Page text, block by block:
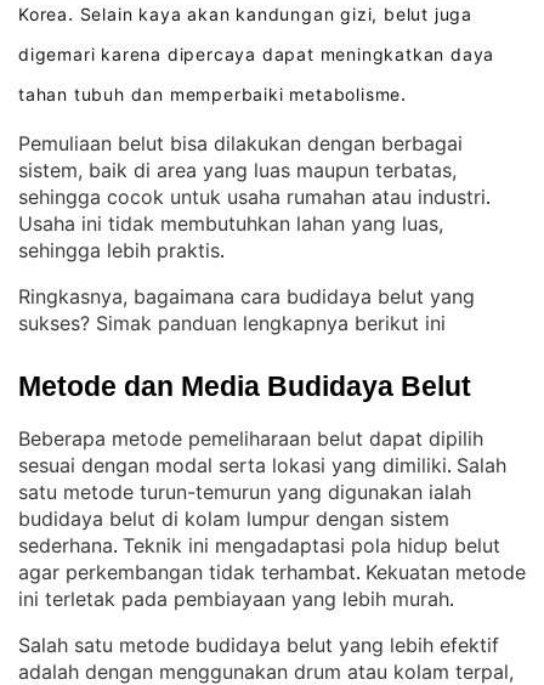
Korea. Selain kaya akan kandungan gizi, belut juga
digemari karena dipercaya dapat meningkatkan daya
tahan tubuh dan memperbaiki metabolisme.
Pemuliaan belut bisa dilakukan dengan berbagai
sistem, baik di area yang luas maupun terbatas,
sehingga cocok untuk usaha rumahan atau industri
Usaha ini tidak membutuhkan lahan yang luas,
sehingga lebih praktis.
Ringkasnya, bagaimana cara budidaya belut yang
sukses? Simak panduan lengkapnya berikut ini
Metode dan Media Budidaya Belut
Beberapa metode pemeliharaan belut dapat dipilih
sesuai dengan modal serta lokasi yang dimiliki. Salah
satu metode turun-temurun yang digunakan ialah
budidaya belut di kolam lumpur dengan sistem
sederhana. Teknik ini mengadaptasi pola hidup belut
agar perkembangan tidak terhambat. Kekuatan metode
ini terletak pada pembiayaan yang lebih murah.
Salah satu metode budidaya belut yang lebih efektif
adalah dengan menggunakan drum atau kolam terpal,